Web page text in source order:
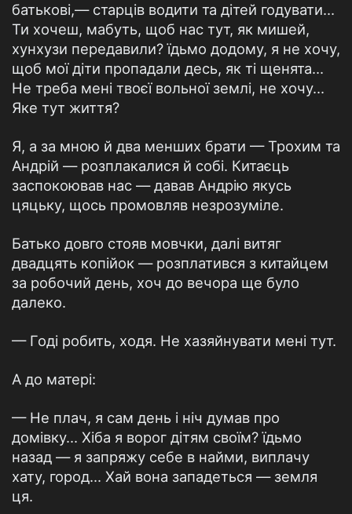
батькові,— старців водити та дітей годувати...
Ти хочеш, мабуть, щоб нас тут, як мишей,
хунхузи передавили? їдьмо додому, я не хочу,
щоб мої діти пропадали десь, як ті щенята...
Не треба мені твоєї вольної землі, не хочу...
Яке тут життя?
Я, а за мною й два менших брати — Трохим та
Андрій — розплакалися й собі. Китаєць
заспокоював нас — давав Андрію якусь
цяцьку, щось промовляв незрозуміле.
Батько довго стояв мовчки, далі витяг
двадцять копійок — розплатився з китайцем
за робочий день, хоч до вечора ще було
далеко.
— Годі робить, ходя. Не хазяйнувати мені тут.
А до матері:
— Не плач, я сам день і ніч думав про
домівку... Хіба я ворог дітям своїм? їдьмо
назад — я запряжу себе в найми, виплачу
хату, город... Хай вона западеться — земля
ця.